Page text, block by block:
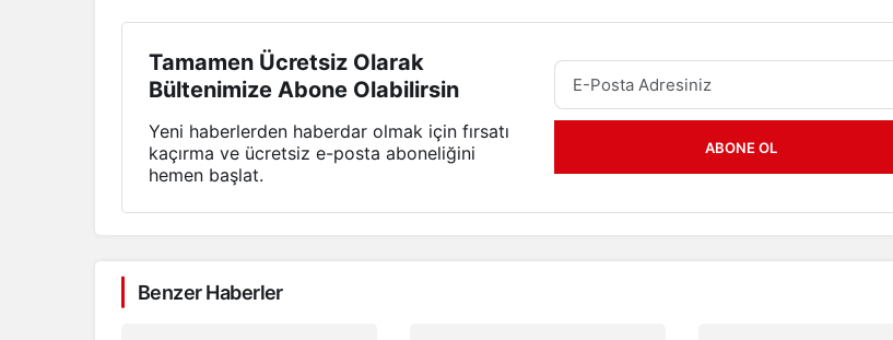
Tamamen Ücretsiz Olarak
Bültenimize Abone Olabilirsin
Yeni haberlerden haberdar olmak için fırsatı
kaçırma ve ücretsiz e-posta aboneliğini
hemen başlat.
ABONE OL
Benzer Haberler